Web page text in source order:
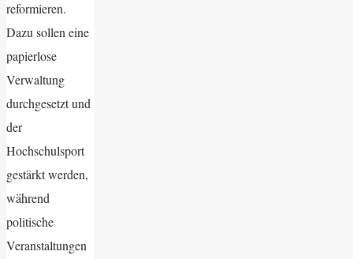
reformieren.
Dazu sollen eine
papierlose
Verwaltung
durchgesetzt und
der
Hochschulsport
gestärkt werden,
während
politische
Veranstaltungen